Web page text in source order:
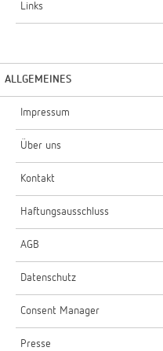
Links
ALLGEMEINES
Impressum
Über uns
Kontakt
Haftungsausschluss
AGB
Datenschutz
Consent Manager
Presse